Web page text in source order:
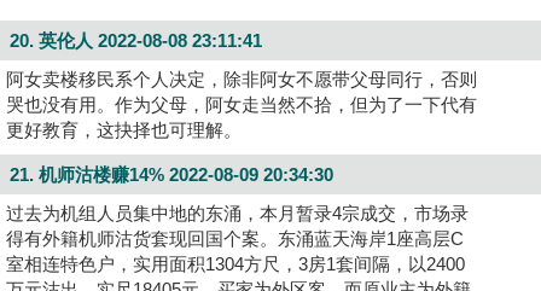
20. 英伦人 2022-08-08 23:11:41
阿女卖楼移民系个人决定，除非阿女不愿带父母同行，否则
哭也没有用。作为父母，阿女走当然不拾，但为了一下代有
更好教育，这抉择也可理解。
21. 机师沽楼赚14% 2022-08-09 20:34:30
过去为机组人员集中地的东涌，本月暂录4宗成交，市场录
得有外籍机师沽货套现回国个案。东涌蓝天海岸1座高层C
室相连特色户，实用面积1304方尺，3房1套间隔，以2400